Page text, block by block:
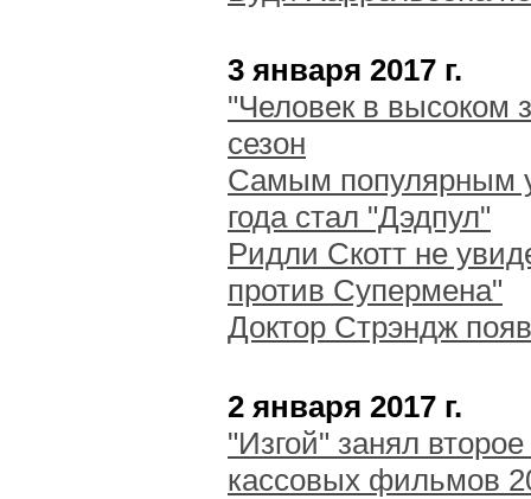
3 января 2017 г.
"Человек в высоком
сезон
Самым популярным
года стал "Дэдпул"
Ридли Скотт не
против Супермена"
Доктор Стрэндж
2 января 2017 г.
"Изгой" занял
кассовых фильмов